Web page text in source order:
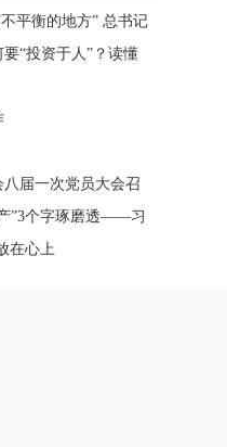
平衡的地方” 总书记
“投资于人”？读懂
届一次党员大会召
”3个字琢磨透——习
在心上